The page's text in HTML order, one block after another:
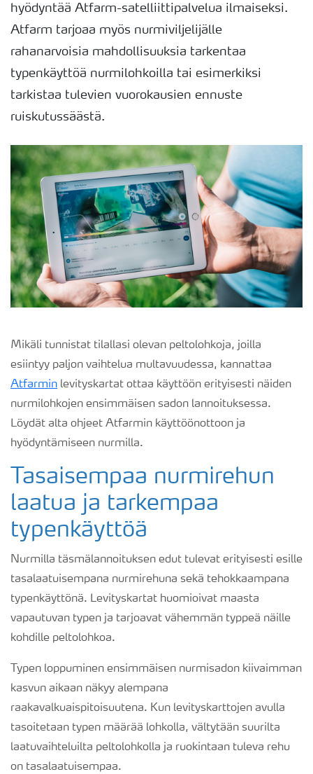
hyödyntää Atfarm-satelliittipalvelua ilmaiseksi.
Atfarm tarjoaa myös nurmiviljelijälle
rahanarvoisia mahdollisuuksia tarkentaa
typenkäyttöä nurmilohkoilla tai esimerkiksi
tarkistaa tulevien vuorokausien ennuste
ruiskutussäästä.
Mikäli tunnistat tilallasi olevan peltolohkoja, joilla
esiintyy paljon vaihtelua multavuudessa, kannattaa
Atfarmin levityskartat ottaa käyttöön erityisesti näiden
nurmilohkojen ensimmäisen sadon lannoituksessa.
Löydät alta ohjeet Atfarmin käyttöönottoon ja
hyödyntämiseen nurmilla.
Tasaisempaa nurmirehun
laatua ja tarkempaa
typenkäyttöä
Nurmilla täsmälannoituksen edut tulevat erityisesti esille
tasalaatuisempana nurmirehuna sekä tehokkaampana
typenkäyttönä. Levityskartat huomioivat maasta
vapautuvan typen ja tarjoavat vähemmän typpeä näille
kohdille peltolohkoa.
Typen loppuminen ensimmäisen nurmisadon kiivaimman
kasvun aikaan näkyy alempana
raakavalkuaispitoisuutena. Kun levityskarttojen avulla
tasoitetaan typen määrää lohkolla, vältytään suurilta
laatuvaihteluilta peltolohkolla ja ruokintaan tuleva rehu
on tasalaatuisempaa.